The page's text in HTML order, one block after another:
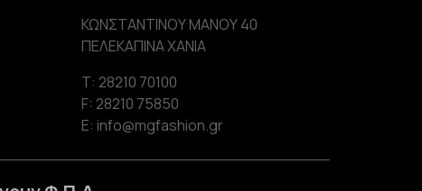
ΚΩΝΣΤΑΝΤΙΝΟΥ ΜΑΝΟΥ 40
ΠΕΛΕΚΑΠΙΝΑ ΧΑΝΙΑ
Τ: 28210 70100
F: 28210 75850
Ε: info@mgfashion.gr